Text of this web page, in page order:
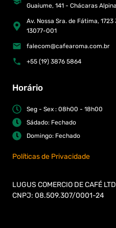
Guaiume, 141 - Chácaras
Av. Nossa Sra. de Fátima,
13077-001
falecom@cafearoma.com.br
+55 (19) 3876 5864
Horário
Seg - Sex : 08h00 - 18h00
Sádado: Fechado
Domingo: Fechado
Políticas de Privacidade
LUGUS COMERCIO DE CAFÉ
CNPJ: 08.509.307/0001-24